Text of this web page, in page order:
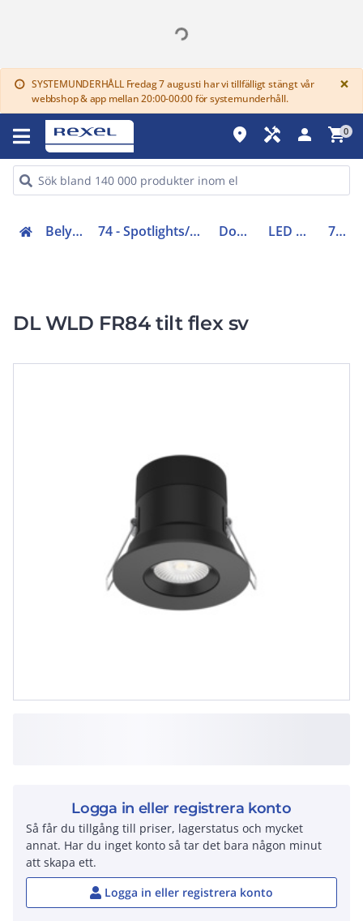
info SYSTEMUNDERHÅLL Fredag 7 augusti har vi tillfälligt stängt vår
webbshop & app mellan 20:00-00:00 för systemunderhåll.
×
place handyman person shopping_cart0
Belysning (70-83) 74 - Spotlights/downlights/kontaktskenor Downlights LED LED Medium 3-11W 7475166
DL WLD FR84 tilt flex sv
Logga in eller registrera konto
Så får du tillgång till priser, lagerstatus och mycket
annat. Har du inget konto så tar det bara någon minut
att skapa ett.
Logga in eller registrera konto